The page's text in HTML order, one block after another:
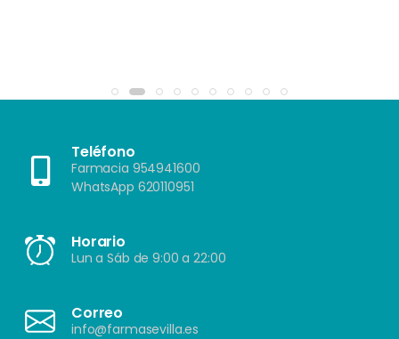
Teléfono
Farmacia 954941600
WhatsApp 620110951
Horario
Lun a Sáb de 9:00 a 22:00
Correo
info@farmasevilla.es